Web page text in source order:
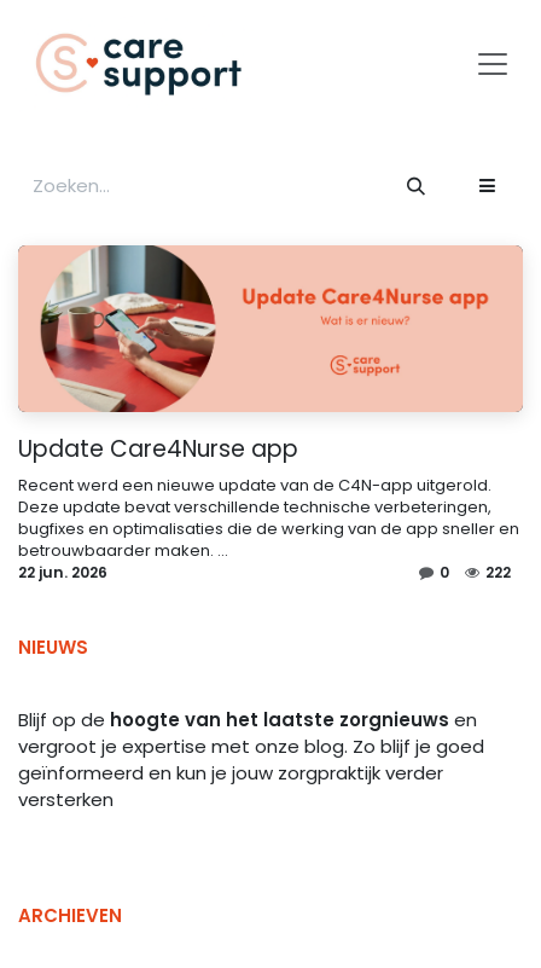
Update Care4Nurse app
Recent werd een nieuwe update van de C4N-app uitgerold.
Deze update bevat verschillende technische verbeteringen,
bugfixes en optimalisaties die de werking van de app sneller en
betrouwbaarder maken. ...
22 jun. 2026 0 222
NIEUWS
Blijf op de hoogte van het laatste zorgnieuws en
vergroot je expertise met onze blog. Zo blijf je goed
geïnformeerd en kun je jouw zorgpraktijk verder
versterken
ARCHIEVEN